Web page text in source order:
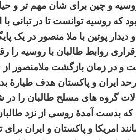
و چین برای شان مهم تر و
که روسیه توانست تا در تبانی با
دیدار پوتین با ملا منصور در یک
روابط طالبان با روسیه را
و در زمان بازگشت ملامنصور از
ایران و پاکستان هدف طیارۀ
گروه های مسلح طالبان را در
که بدست آمدۀ روسی از نزد
امریکا و پاکستان و ایران برای